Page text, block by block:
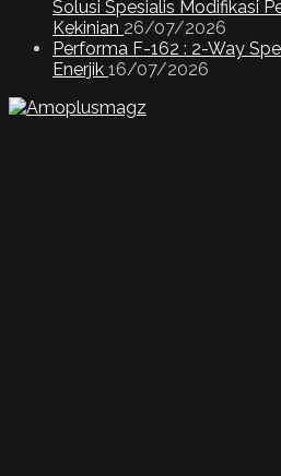
Solusi Spesialis Modifikasi
Kekinian 26/07/2026
Performa F-162 : 2-Way
Enerjik 16/07/2026